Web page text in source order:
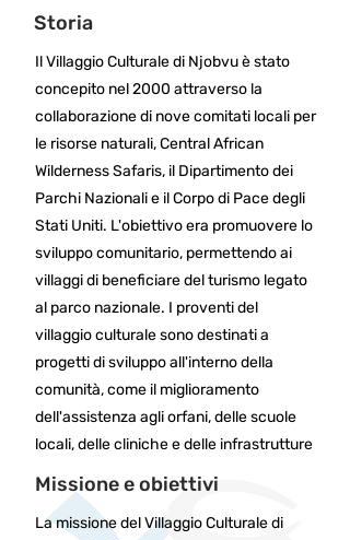
Storia
Il Villaggio Culturale di Njobvu è stato
concepito nel 2000 attraverso la
collaborazione di nove comitati locali per
le risorse naturali, Central African
Wilderness Safaris, il Dipartimento dei
Parchi Nazionali e il Corpo di Pace degli
Stati Uniti. L'obiettivo era promuovere lo
sviluppo comunitario, permettendo ai
villaggi di beneficiare del turismo legato
al parco nazionale. I proventi del
villaggio culturale sono destinati a
progetti di sviluppo all'interno della
comunità, come il miglioramento
dell'assistenza agli orfani, delle scuole
locali, delle cliniche e delle infrastrutture
Missione e obiettivi
La missione del Villaggio Culturale di